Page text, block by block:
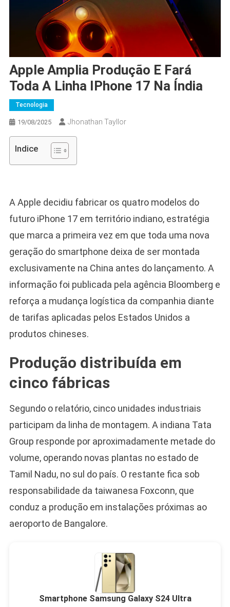
Apple Amplia Produção E Fará
Toda A Linha IPhone 17 Na Índia
Tecnologia
19/08/2025 Jhonathan Tayllor
Indice
A Apple decidiu fabricar os quatro modelos do
futuro iPhone 17 em território indiano, estratégia
que marca a primeira vez em que toda uma nova
geração do smartphone deixa de ser montada
exclusivamente na China antes do lançamento. A
informação foi publicada pela agência Bloomberg e
reforça a mudança logística da companhia diante
de tarifas aplicadas pelos Estados Unidos a
produtos chineses.
Produção distribuída em
cinco fábricas
Segundo o relatório, cinco unidades industriais
participam da linha de montagem. A indiana Tata
Group responde por aproximadamente metade do
volume, operando novas plantas no estado de
Tamil Nadu, no sul do país. O restante fica sob
responsabilidade da taiwanesa Foxconn, que
conduz a produção em instalações próximas ao
aeroporto de Bangalore.
Smartphone Samsung Galaxy S24 Ultra